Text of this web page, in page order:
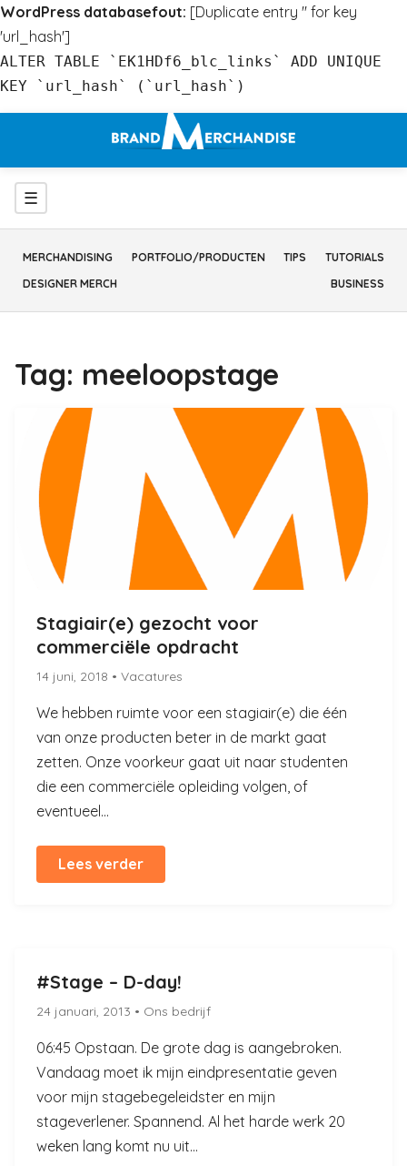
WordPress databasefout: [Duplicate entry '' for key
'url_hash']
ALTER TABLE `EK1HDf6_blc_links` ADD UNIQUE
KEY `url_hash` (`url_hash`)
inhoud
Menu
☰
MERCHANDISING PORTFOLIO/PRODUCTEN TIPS
TUTORIALS
DESIGNER MERCH
BUSINESS
Tag: meeloopstage
Stagiair(e) gezocht voor
commerciële opdracht
14 juni, 2018 • Vacatures
We hebben ruimte voor een stagiair(e) die één
van onze producten beter in de markt gaat
zetten. Onze voorkeur gaat uit naar studenten
die een commerciële opleiding volgen, of
eventueel...
Lees verder
#Stage – D-day!
24 januari, 2013 • Ons bedrijf
06:45 Opstaan. De grote dag is aangebroken.
Vandaag moet ik mijn eindpresentatie geven
voor mijn stagebegeleidster en mijn
stageverlener. Spannend. Al het harde werk 20
weken lang komt nu uit...